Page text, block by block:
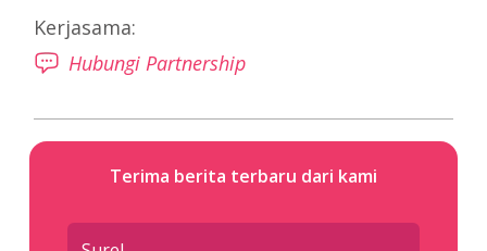
Kerjasama:
Hubungi Partnership
Terima berita terbaru dari kami